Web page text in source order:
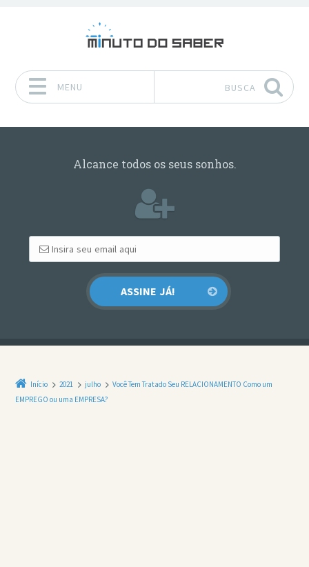
MENU BUSCA
Alcance todos os seus sonhos.
Início 2021 julho
Você Tem Tratado Seu RELACIONAMENTO Como um
EMPREGO ou uma EMPRESA?